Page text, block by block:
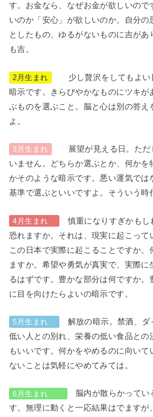
す。お金なら、なぜお金が欲しいので
いのか「安心」が欲しいのか。自分の
としたもの、ゆるがないものに吉があ
も吉。
2月生まれ
少し贅沢をしてもよい
暗示です。きらびやかなものにツキが
ぶものを選ぶこと。脳と心は別の答え
よ。
3月生まれ
展望が見える日。ただ
いません。どちらか選ぶとか、何かを
かそのような暗示です。悪い運気では
基準で選ぶといいですよ。そういう時
4月生まれ
慎重になりすぎかもし
恐れますか。それは、現実に起こって
この日本で実際に起こることですか。
ますか。希望や勇気が真実で、実際に
るはずです。豊かな部分は何ですか。
に目を向けたらよいの暗示です。
5月生まれ
解放の暗示。禁酒、ダ
低い人との別れ、栄養の低い食品との
もいいです。何かをやめるのに向いて
ないことは気軽にやめてみては。
6月生まれ
脳内が散らかってい
す。無理に動くと一応結果はでますが